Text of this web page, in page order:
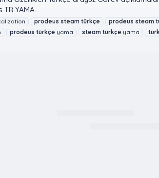
YAMA...
prodeus steam türkçe prodeus steam
prodeus türkçe yama steam türkçe yama